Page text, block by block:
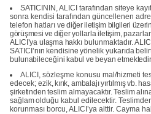
SATICININ, ALICI tarafından siteye
sonra kendisi tarafından güncellenen
telefon hatları ve diğer iletişim bilgileri
görüşmesi ve diğeryollarla iletişim,
ALICI’ya ulaşma hakkı bulunmaktadır.
SATICI’nın kendisine yönelikyukarıda
bulunabileceğini kabul ve beyan etmektedir.
ALICI, sözleşme konusu mal/hizmeti
edecek; ezik, kırık, ambalajıyırtılmışvb.
şirketinden teslim almayacaktır.Teslim
sağlamolduğu kabul edilecektir.
korunması borcu, ALICI’ya aittir. Cayma